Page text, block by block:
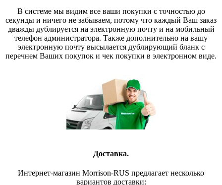
В системе мы видим все ваши покупки с точностью до
секунды и ничего не забываем, потому что каждый Ваш заказ
дважды дублируется на электронную почту и на мобильный
телефон администратора. Также дополнительно на вашу
электронную почту высылается дублирующий бланк с
перечнем Ваших покупок и чек покупки в электронном виде.
Доставка.
Интернет-магазин Morrison-RUS предлагает несколько
вариантов доставки: